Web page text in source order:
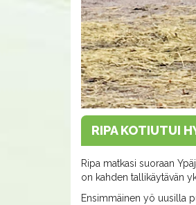
RIPA KOTIUTUI
Ripa matkasi suoraan
on kahden tallikäytävän
Ensimmäinen yö uusilla